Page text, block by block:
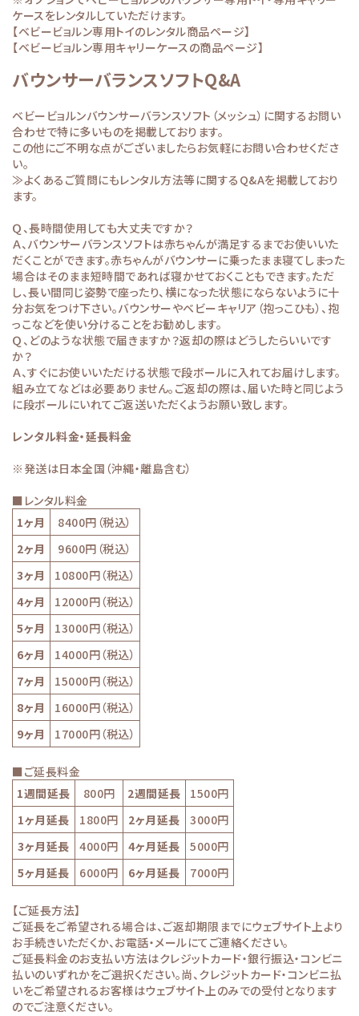
ケースをレンタルしていただけます。
【ベビービョルン専用トイのレンタル商品ページ】
【ベビービョルン専用キャリーケースの商品ページ】
バウンサーバランスソフトQ&A
ベビービョルンバウンサーバランスソフト（メッシュ）に関するお問い
合わせで特に多いものを掲載しております。
この他にご不明な点がございましたらお気軽にお問い合わせくださ
い。
≫よくあるご質問にもレンタル方法等に関するQ&Aを掲載しており
ます。
Ｑ、長時間使用しても大丈夫ですか？
Ａ、バウンサーバランスソフトは赤ちゃんが満足するまでお使いいた
だくことができます。赤ちゃんがバウンサーに乗ったまま寝てしまった
場合はそのまま短時間であれば寝かせておくこともできます。ただ
し、長い間同じ姿勢で座ったり、横になった状態にならないように十
分お気をつけ下さい。バウンサーやベビーキャリア（抱っこひも）、抱
っこなどを使い分けることをお勧めします。
Ｑ、どのような状態で届きますか？返却の際はどうしたらいいです
か？
Ａ、すぐにお使いいただける状態で段ボールに入れてお届けします。
組み立てなどは必要ありません。ご返却の際は、届いた時と同じよう
に段ボールにいれてご返送いただくようお願い致します。
レンタル料金・延長料金
※発送は日本全国（沖縄・離島含む）
■レンタル料金
1ヶ月
8400円（税込）
2ヶ月
9600円（税込）
3ヶ月
10800円（税込）
4ヶ月
12000円（税込）
5ヶ月
13000円（税込）
6ヶ月
14000円（税込）
7ヶ月
15000円（税込）
8ヶ月
16000円（税込）
9ヶ月
17000円（税込）
■ご延長料金
1週間延長
800円 2週間延長
1500円
1ヶ月延長
1800円 2ヶ月延長
3000円
3ヶ月延長
4000円 4ヶ月延長
5000円
5ヶ月延長
6000円 6ヶ月延長 7000円
【ご延長方法】
ご延長をご希望される場合は、ご返却期限までにウェブサイト上より
お手続きいただくか、お電話・メールにてご連絡ください。
ご延長料金のお支払い方法はクレジットカード・銀行振込・コンビニ
払いのいずれかをご選択ください。尚、クレジットカード・コンビニ払
いをご希望されるお客様はウェブサイト上のみでの受付となります
のでご注意ください。